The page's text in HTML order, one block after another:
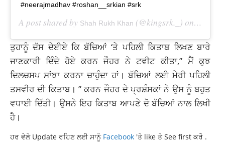
#neerajmadhav #roshan__srkian #srk
A post shared by Shah Rukh Khan (@kingsrk._) on Aug 31,
ਤੁਹਾਨੂੰਦੱਸ ਦੇਈਏ ਕਿ ਬੱਚਿਆਂ ‘ਤੇ ਪਹਿਲੀ ਕਿਤਾਬ ਲਿਖਣ ਬਾਰੇ
ਜਾਣਕਾਰੀਦਿੰਦੇ ਹੋਏ ਕਰਨ ਜੌਹਰ ਨੇ ਟਵੀਟ ਕੀਤਾ,” ਮੈਂ ਕੁਝ
ਦਿਲਚਸਪ ਸਾਂਝਾ ਕਰਨਾ ਚਾਹੁੰਦਾ ਹਾਂ। ਬੱਚਿਆਂ ਲਈ ਮੇਰੀ ਪਹਿਲੀ
ਤਸਵੀਰ ਦੀ ਕਿਤਾਬ। ” ਕਰਨ ਜੌਹਰ ਦੇ ਪ੍ਰਸ਼ੰਸਕਾਂ ਨੇ ਉਸ ਨੂੰ ਬਹੁਤ
ਵਧਾਈ ਦਿੱਤੀ। ਉਸਨੇ ਇਹ ਕਿਤਾਬ ਆਪਣੇ ਦੋ ਬੱਚਿਆਂ ਨਾਲ ਲਿਖੀ
ਹੈ।
ਹਰ ਵੇਲੇ Update ਰਹਿਣ ਲਈ ਸਾਨੂੰ Facebook 'ਤੇ like ਤੇ See first ਕਰੋ .